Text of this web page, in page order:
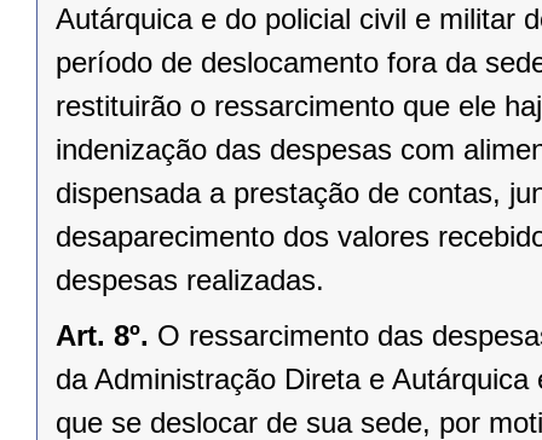
Autárquica e do policial civil e militar
período de deslocamento fora da
restituirão o ressarcimento que ele
indenização das despesas com
dispensada a prestação de contas,
desaparecimento dos valores
despesas realizadas.
Art. 8º. O ressarcimento das
da Administração Direta e
que se deslocar de sua sede, por